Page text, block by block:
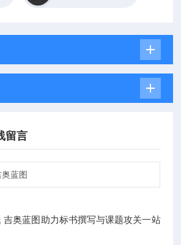
留言
蓝图
吉奥蓝图助力标书撰写与课题攻关一站